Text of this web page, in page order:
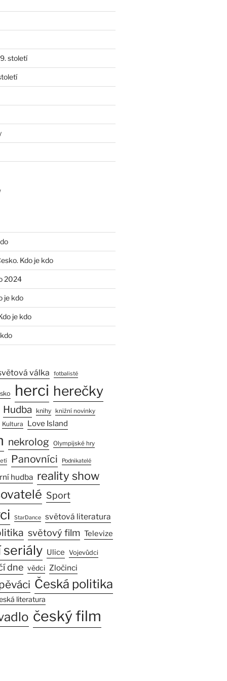
století
Kdo je kdo
2024
je kdo
je kdo
válka fotbalisté
herci herečky
Hudba knihy knižní novinky
Kultura Love Island
nekrolog Olympijské hry
Panovníci Podnikatelé
hudba reality show
Sport
StarDance světová literatura
světový film Televize
Ulice Vojevůdci
dne vědci Zločinci
Česká politika
literatura
český film